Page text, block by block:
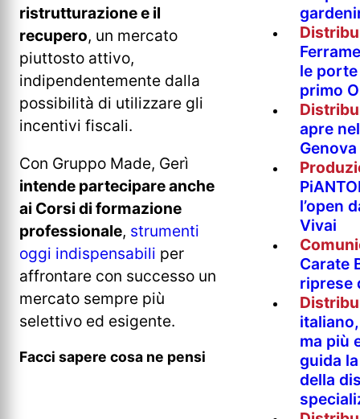
ristrutturazione e il
recupero, un mercato
piuttosto attivo,
indipendentemente dalla
possibilità di utilizzare gli
incentivi fiscali.
Con Gruppo Made, Gerì
intende partecipare anche
ai Corsi di formazione
professionale, strumenti
oggi indispensabili per
affrontare con successo un
mercato sempre più
selettivo ed esigente.
Facci sapere cosa ne pensi
le
primo
apre
Genova
l’open
Vivai
Carate
riprese
ma più
guida
della